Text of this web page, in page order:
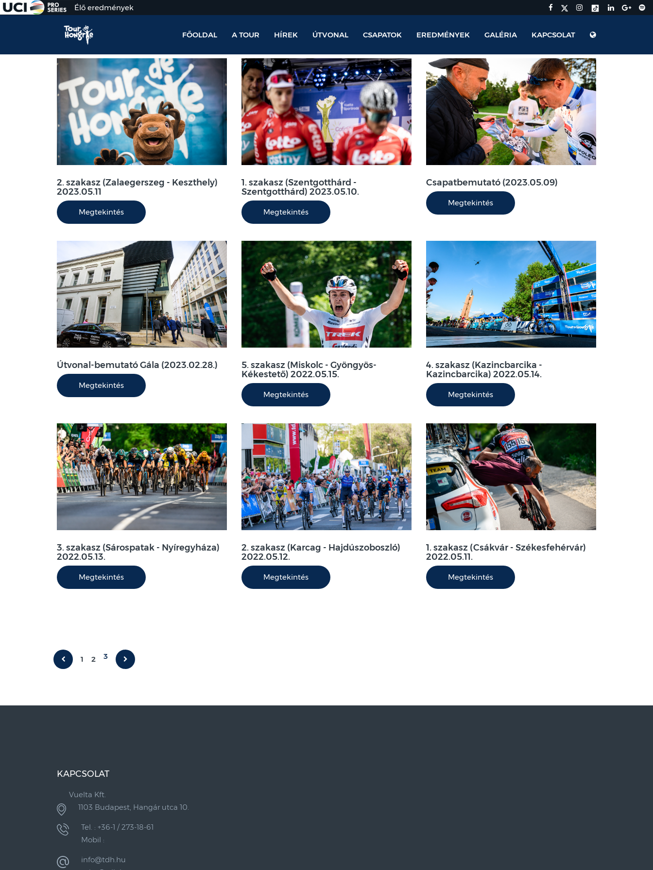
Élő eredmények
FŐOLDAL A TOUR HÍREK ÚTVONAL CSAPATOK EREDMÉNYEK GALÉRIA KAPCSOLAT
2. szakasz (Zalaegerszeg - Keszthely)
2023.05.11
Megtekintés
1. szakasz (Szentgotthárd -
Szentgotthárd) 2023.05.10.
Megtekintés
Csapatbemutató (2023.05.09)
Megtekintés
Útvonal-bemutató Gála (2023.02.28.)
Megtekintés
5. szakasz (Miskolc - Gyöngyös-
Kékestető) 2022.05.15.
Megtekintés
4. szakasz (Kazincbarcika -
Kazincbarcika) 2022.05.14.
Megtekintés
3. szakasz (Sárospatak - Nyíregyháza)
2022.05.13.
Megtekintés
2. szakasz (Karcag - Hajdúszoboszló)
2022.05.12.
Megtekintés
1. szakasz (Csákvár - Székesfehérvár)
2022.05.11.
Megtekintés
1 2 3
KAPCSOLAT
Vuelta Kft.
1103 Budapest, Hangár utca 10.
Tel. : +36-1 / 273-18-61
Mobil :
info@tdh.hu